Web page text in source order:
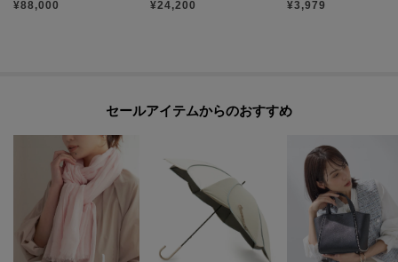
¥88,000 ¥24,200 ¥3,979
セールアイテムからのおすすめ